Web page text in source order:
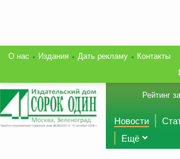
О нас Издания Дать рекламу
Контакты
Рейтинг
Новости
Ещё